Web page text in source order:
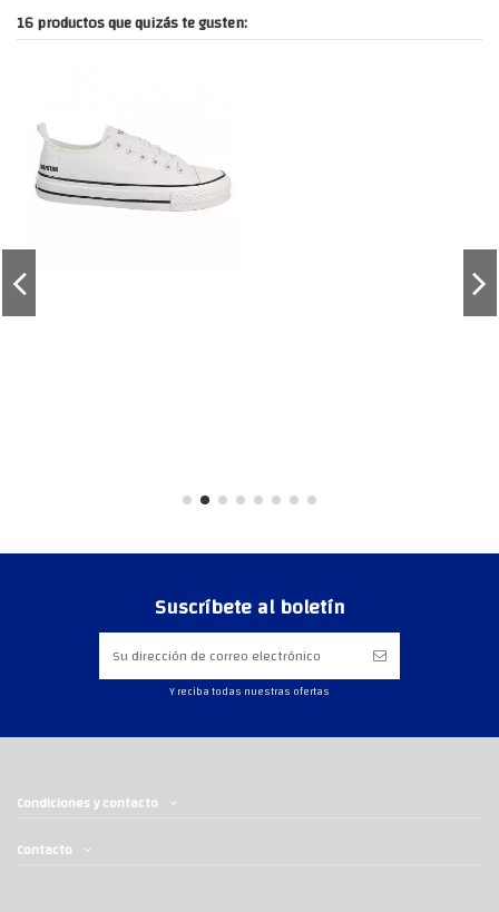
16 productos que quizás te gusten:
Suscríbete al boletín
Y reciba todas nuestras ofertas
Condiciones y contacto
Contacto